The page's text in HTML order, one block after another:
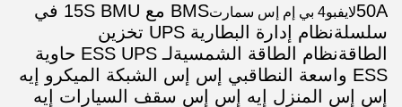
50Aلايفبو4 بي إم إس سمارت
BMS مع 15S BMU في
سلسلة
نظام إدارة البطارية UPS تخزين
الطاقةنظام الطاقة الشمسية
لـ ESS UPS حاوية
ESS واسعة النطاق
بي إس إس الشبكة الميكرو إيه
إس إس المنزل إيه إس إس سقف السيارات إيه